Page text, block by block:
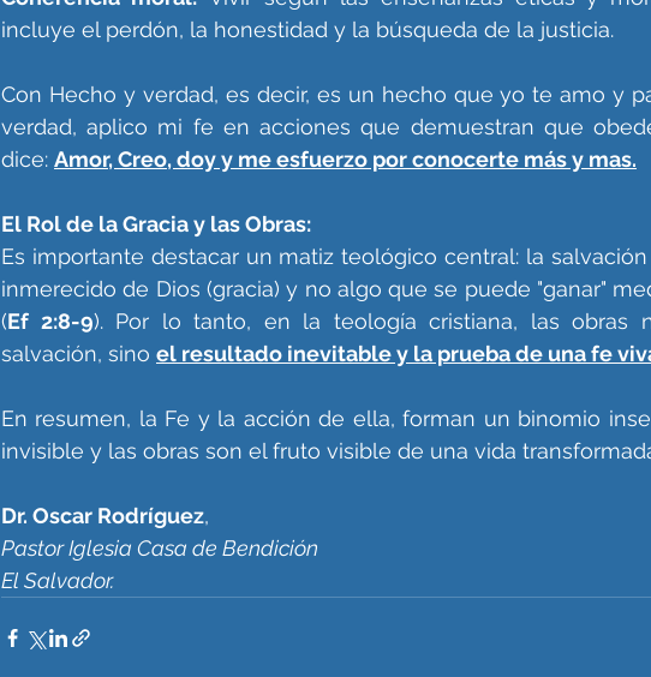
incluye el perdón, la honestidad y la búsqueda de la justicia.
Con Hecho y verdad, es decir, es un hecho que yo te amo y
verdad, aplico mi fe en acciones que demuestran que
dice: Amor, Creo, doy y me esfuerzo por conocerte más y mas.
El Rol de la Gracia y las Obras:
Es importante destacar un matiz teológico central: la
inmerecido de Dios (gracia) y no algo que se puede "ganar"
(Ef 2:8-9). Por lo tanto, en la teología cristiana, las obras
salvación, sino el resultado inevitable y la prueba de una fe
En resumen, la Fe y la acción de ella, forman un binomio
invisible y las obras son el fruto visible de una vida
Dr. Oscar Rodríguez,
Pastor Iglesia Casa de Bendición
El Salvador.